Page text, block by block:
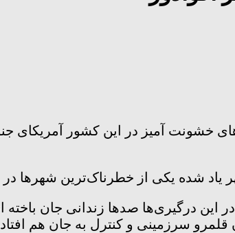
خشونت آمیز در این کشور آمریکای
یاد شده یکی از خطرناک‌ترین شهر‌ها
آورده است. در این درگیری‌ها صد‌ها زندانی
سرزمینی و کنترل به جان هم